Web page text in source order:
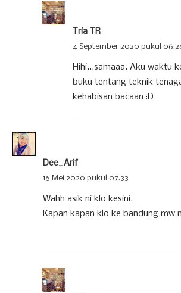
Tria TR
4 September 2020 pukul
Hihi...samaaa. Aku waktu
buku tentang teknik
kehabisan bacaan :D
Dee_Arif
16 Mei 2020 pukul 07.33
Wahh asik ni klo kesini.
Kapan kapan klo ke bandung mw